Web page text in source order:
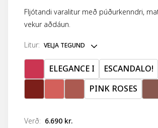
Fljótandi varalitur með púðurkenndri,
vekur aðdáun.
litur: VELJA TEGUND
ELEGANCE I
ESCANDALO!
PINK ROSES
Verð: 6.690 kr.